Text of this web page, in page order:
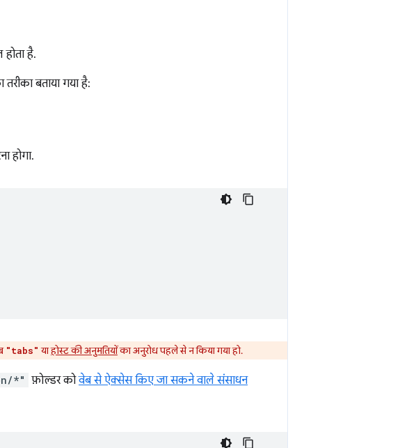
है.
बताया गया है:
होगा.
"tabs" याहोस्ट की अनुमतियोंका अनुरोध पहले से न किया गया हो.
*" फ़ोल्डर कोवेब से ऐक्सेस किए जा सकने वाले संसाधन